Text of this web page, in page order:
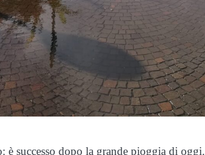
successo dopo la grande pioggia di oggi.